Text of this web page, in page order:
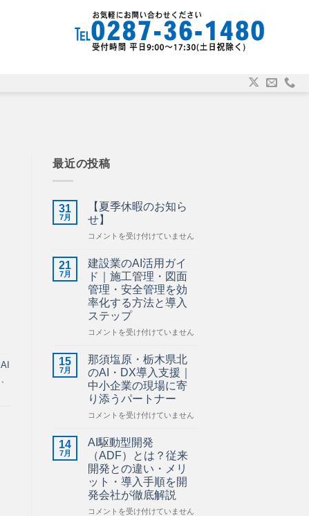
AI
、
最近の投稿
31
7月
【夏季休暇のお知ら
せ】
【夏
休
暇
の
お
知
ら
せ】
コメントを受け付けていません
21
7月
建設業のAI活用ガイ
ド｜施工管理・図面
管理・安全管理を効
率化する方法と導入
ステップ
建
業
の
AI
活
用
ガ
ド
｜
工
管
理・
図
コメントを受け付けていません
15
7月
那須塩原・栃木県北
のAI・DX導入支援｜
中小企業の現場に寄
り添うパートナー
那
塩
原・
木
県
北
の
コメントを受け付けていません
14
7月
AI駆動型開発
（ADF）とは？従来
開発との違い・メリ
ット・導入手順を開
発会社が徹底解説
AI
コメントを受け付けていません